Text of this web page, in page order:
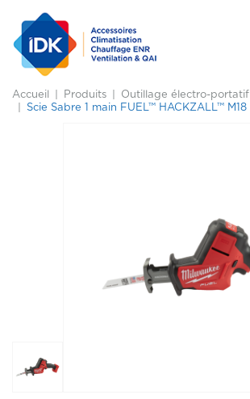
Accueil Produits
Outillage électro-portatif
Scie Sabre 1 main FUEL™ HACKZALL™ M18